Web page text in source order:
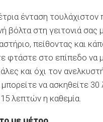
ένταση
βόλτα στη γειτονιά σας
πείθοντας και
φτάστε στο επίπεδο να
και όχι τον
να ασκηθείτε
λεπτών η καθεμία.